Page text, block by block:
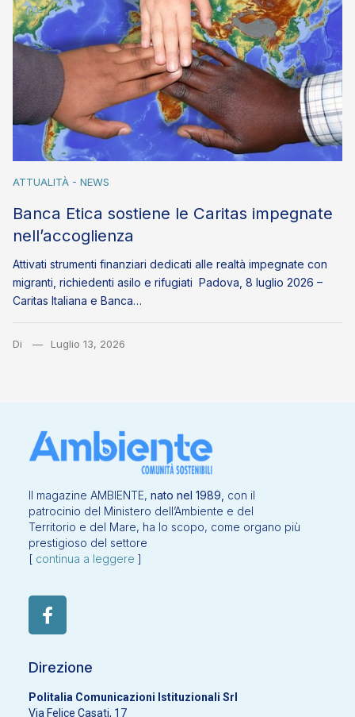
ATTUALITÀ - NEWS
Banca Etica sostiene le Caritas impegnate
nell’accoglienza
Attivati strumenti finanziari dedicati alle realtà impegnate con
migranti, richiedenti asilo e rifugiati Padova, 8 luglio 2026 –
Caritas Italiana e Banca…
Di Luglio 13, 2026
Il magazine AMBIENTE, nato nel 1989, con il
patrocinio del Ministero dell’Ambiente e del
Territorio e del Mare, ha lo scopo, come organo più
prestigioso del settore
[ continua a leggere ]
Direzione
Politalia Comunicazioni Istituzionali Srl
Via Felice Casati, 17